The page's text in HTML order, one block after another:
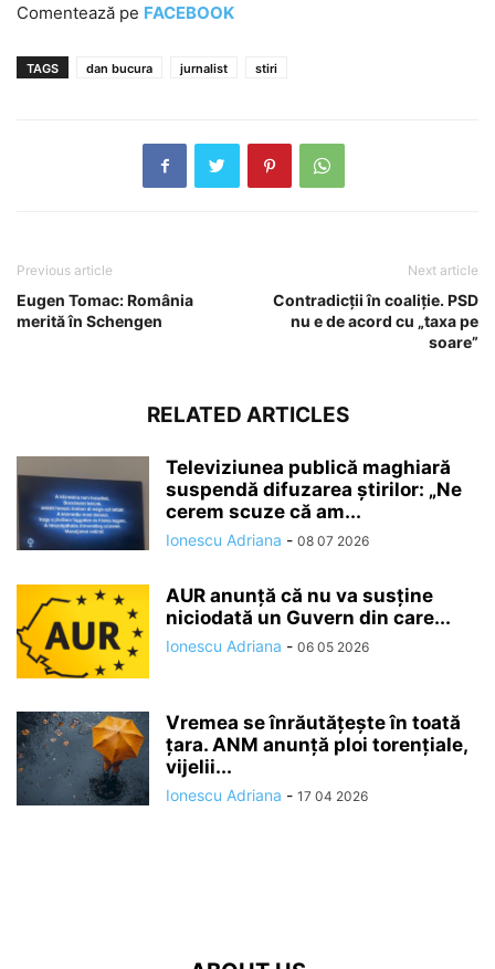
Comentează pe FACEBOOK
TAGS dan bucura jurnalist stiri
Previous article
Eugen Tomac: România
merită în Schengen
Next article
Contradicţii în coaliţie. PSD
nu e de acord cu „taxa pe
soare”
RELATED ARTICLES
Televiziunea publică maghiară
suspendă difuzarea ştirilor: „Ne
cerem scuze că am...
Ionescu Adriana - 08 07 2026
AUR anunță că nu va susține
niciodată un Guvern din care...
Ionescu Adriana - 06 05 2026
Vremea se înrăutăţeşte în toată
ţara. ANM anunță ploi torențiale,
vijelii...
Ionescu Adriana - 17 04 2026